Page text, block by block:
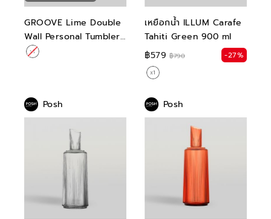
GROOVE Lime Double
Wall Personal Tumbler
440 ml
เหยือกน้ำ ILLUM Carafe
Tahiti Green 900 ml
฿579 ฿790 -27%
Posh Posh